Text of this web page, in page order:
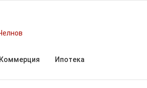
Коммерция Ипотека